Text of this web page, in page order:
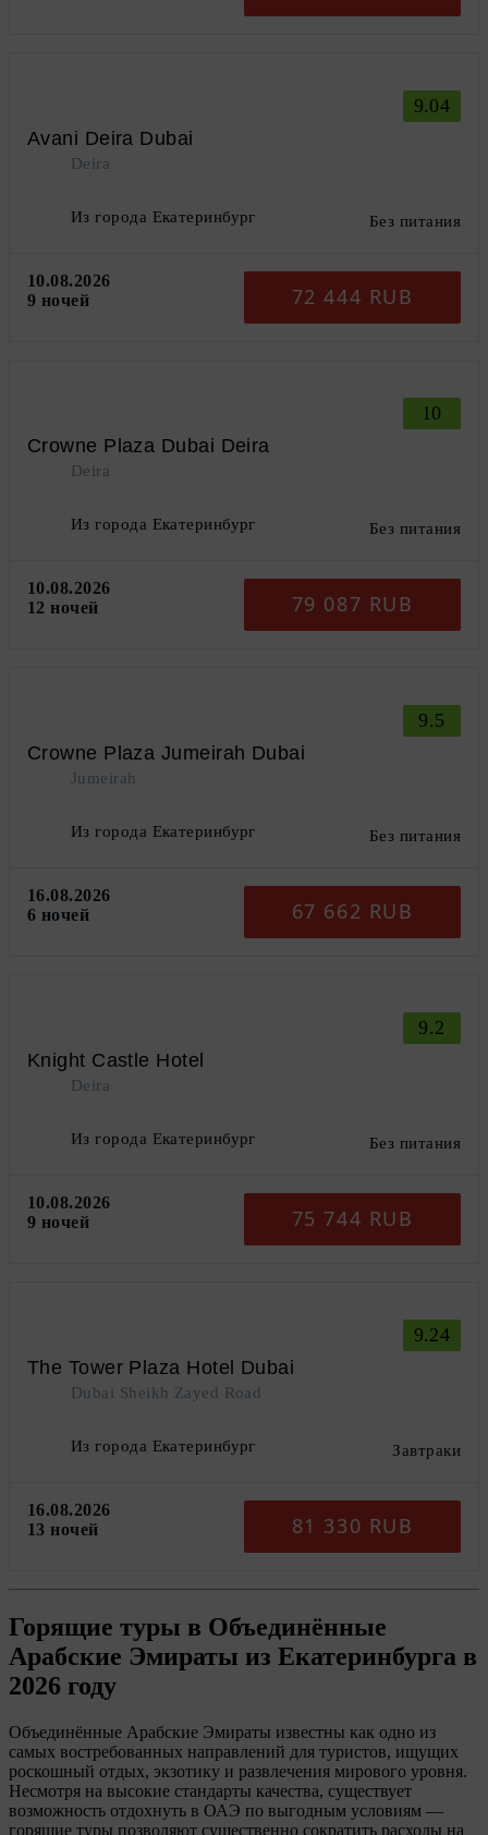
9.04
Avani Deira Dubai
Deira
Из города Екатеринбург Без питания
10.08.2026
9 ночей
72 444 RUB
10
Crowne Plaza Dubai Deira
Deira
Из города Екатеринбург Без питания
10.08.2026
12 ночей
79 087 RUB
9.5
Crowne Plaza Jumeirah Dubai
Jumeirah
Из города Екатеринбург Без питания
16.08.2026
6 ночей
67 662 RUB
9.2
Knight Castle Hotel
Deira
Из города Екатеринбург Без питания
10.08.2026
9 ночей
75 744 RUB
9.24
The Tower Plaza Hotel Dubai
Dubai Sheikh Zayed Road
Из города Екатеринбург Завтраки
16.08.2026
13 ночей
81 330 RUB
Горящие туры в Объединённые
Арабские Эмираты из Екатеринбурга в
2026 году
Объединённые Арабские Эмираты известны как одно из
самых востребованных направлений для туристов, ищущих
роскошный отдых, экзотику и развлечения мирового уровня.
Несмотря на высокие стандарты качества, существует
возможность отдохнуть в ОАЭ по выгодным условиям —
горящие туры позволяют существенно сократить расходы на